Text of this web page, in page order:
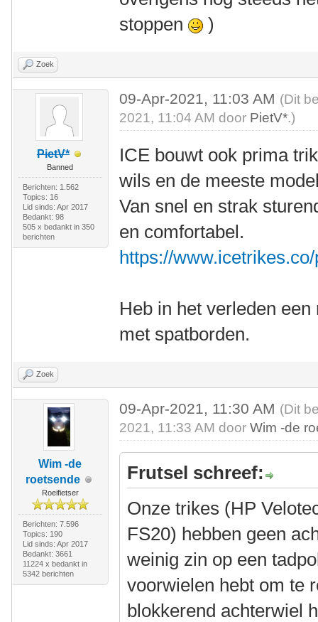
stoppen
)
Zoek
PietV*
Banned
Berichten: 1.562
Topics: 16
Lid sinds: Apr 2017
Bedankt: 98
505 x bedankt in 350
berichten
09-Apr-2021, 11:03 AM (Dit
2021, 11:04 AM door PietV*.)
ICE bouwt ook prima
wils en de meeste
Van snel en strak
en comfortabel.
https://
Heb in het verleden
met spatborden.
Zoek
Wim -de
roetsende
Roeifietser
Berichten: 7.596
Topics: 190
Lid sinds: Apr 2017
Bedankt: 3661
11224 x bedankt in
5342 berichten
09-Apr-2021, 11:30 AM (Dit
2021, 11:33 AM doorWim -de
Frutsel schreef:
Onze trikes (HP
FS20) hebben geen
weinig zin op een
voorwielen hebt om te
blokkerend achterwiel